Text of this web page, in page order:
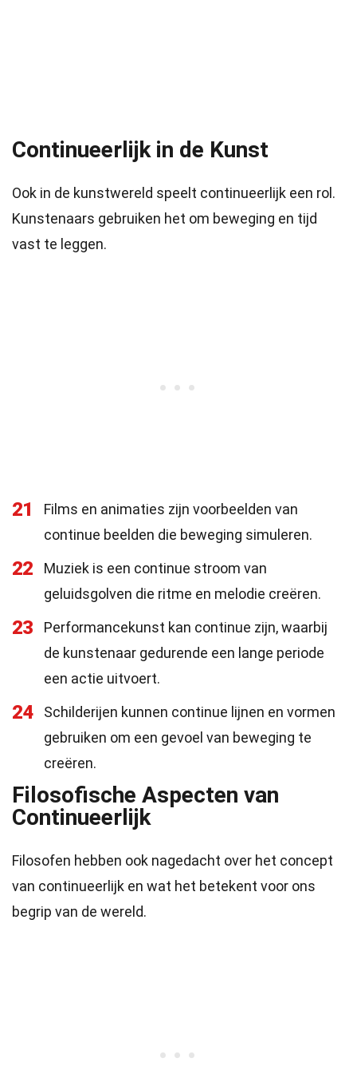
Continueerlijk in de Kunst
Ook in de kunstwereld speelt continueerlijk een rol.
Kunstenaars gebruiken het om beweging en tijd
vast te leggen.
21
Films en animaties zijn voorbeelden van
continue beelden die beweging simuleren.
22
Muziek is een continue stroom van
geluidsgolven die ritme en melodie creëren.
23
Performancekunst kan continue zijn, waarbij
de kunstenaar gedurende een lange periode
een actie uitvoert.
24
Schilderijen kunnen continue lijnen en vormen
gebruiken om een gevoel van beweging te
creëren.
Filosofische Aspecten van
Continueerlijk
Filosofen hebben ook nagedacht over het concept
van continueerlijk en wat het betekent voor ons
begrip van de wereld.